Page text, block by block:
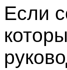
Если